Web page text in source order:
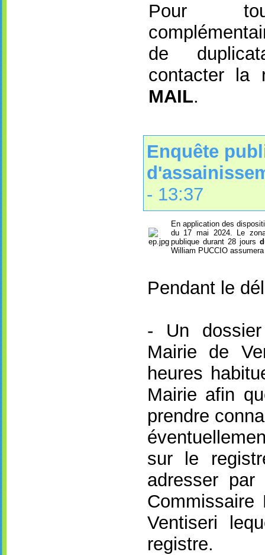
Pour
de
contacter la
MAIL.
Enquête
- 13:37
En application des
du 17 mai 2024. Le
publique durant 28 jours
William PUCCIO
Pendant le
- Un
Mairie de
heures
Mairie afin
prendre
sur le
adresser
Commissaire
Ventiseri
registre.